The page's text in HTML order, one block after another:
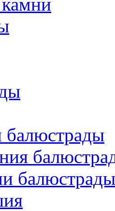
балюстрады
балюстрады